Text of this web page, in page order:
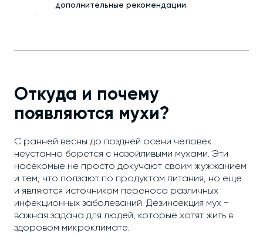
дополнительные рекомендации.
Откуда и почему
появляются мухи?
С ранней весны до поздней осени человек
неустанно борется с назойливыми мухами. Эти
насекомые не просто докучают своим жужжанием
и тем, что ползают по продуктам питания, но еще
и являются источником переноса различных
инфекционных заболеваний. Дезинсекция мух −
важная задача для людей, которые хотят жить в
здоровом микроклимате.